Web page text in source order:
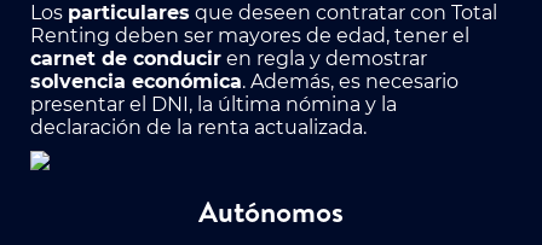
Los particulares que deseen contratar con Total
Renting deben ser mayores de edad, tener el
carnet de conducir en regla y demostrar
solvencia económica. Además, es necesario
presentar el DNI, la última nómina y la
declaración de la renta actualizada.
Autónomos